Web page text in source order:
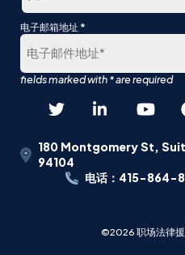
最
后
电子邮箱地址 *
180 Montgomery St,
94104
电话：415-
©2026 职场法律援